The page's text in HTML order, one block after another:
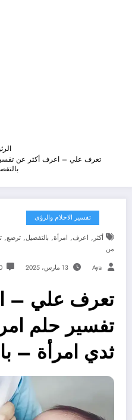
تعرف علي – اعرف أكثر عن
تفسير الاحلام والرؤى
أكثر , اعرف, امرأة, بالتفصيل, ترضع,
من
Aya 13 مارس، 2025 0
تعرف علي –
تفسير حلم
ثدي امرأة –